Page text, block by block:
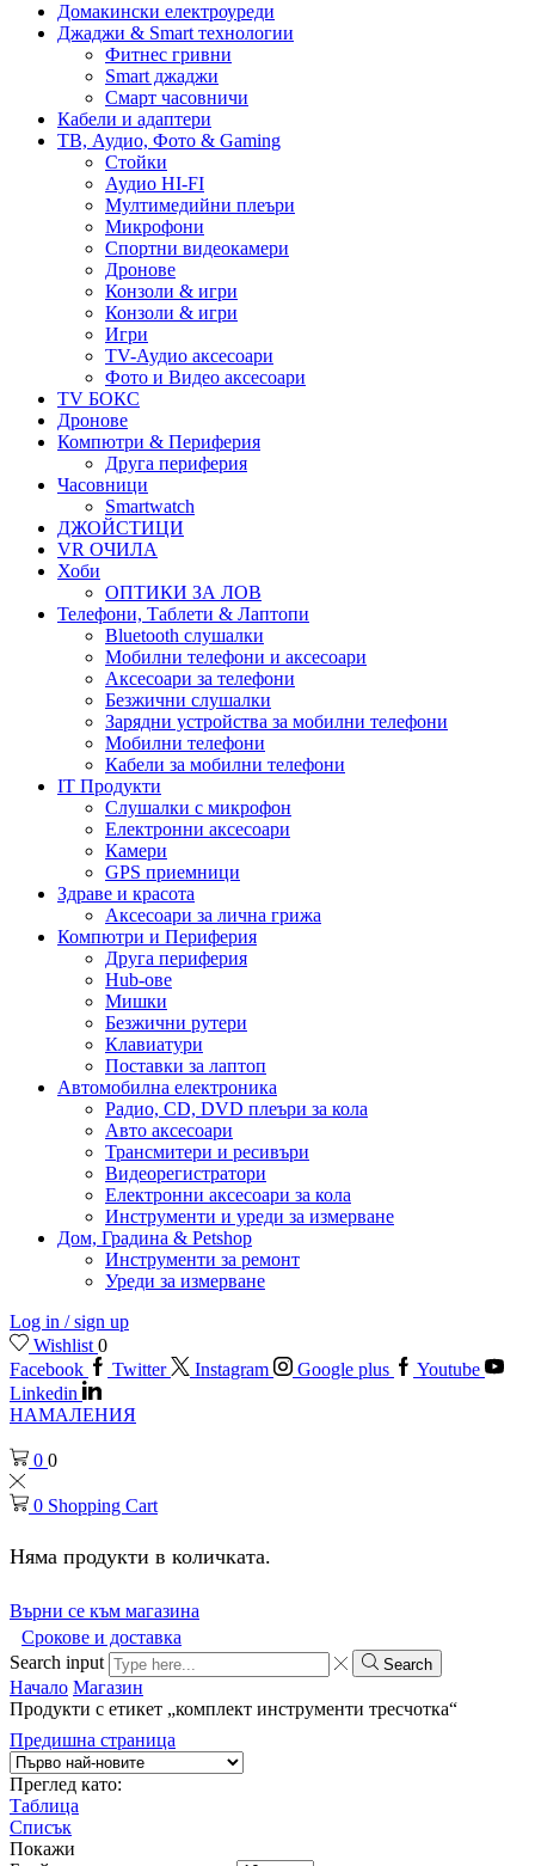
Домакински електроуреди
Джаджи & Smart технологии
Фитнес гривни
Smart джаджи
Смарт часовничи
Кабели и адаптери
ТВ, Аудио, Фото & Gaming
Стойки
Аудио HI-FI
Мултимедийни плеъри
Микрофони
Спортни видеокамери
Дронове
Конзоли & игри
Конзоли & игри
Игри
TV-Аудио аксесоари
Фото и Видео аксесоари
TV БОКС
Дронове
Компютри & Периферия
Друга периферия
Часовници
Smartwatch
ДЖОЙСТИЦИ
VR ОЧИЛА
Хоби
ОПТИКИ ЗА ЛОВ
Телефони, Таблети & Лаптопи
Bluetooth слушалки
Мобилни телефони и аксесоари
Аксесоари за телефони
Безжични слушалки
Зарядни устройства за мобилни телефони
Мобилни телефони
Кабели за мобилни телефони
IT Продукти
Слушалки с микрофон
Електронни аксесоари
Камери
GPS приемници
Здраве и красота
Аксесоари за лична грижа
Компютри и Периферия
Друга периферия
Hub-ове
Мишки
Безжични рутери
Клавиатури
Поставки за лаптоп
Автомобилна електроника
Радио, CD, DVD плеъри за кола
Авто аксесоари
Трансмитери и ресивъри
Видеорегистратори
Електронни аксесоари за кола
Инструменти и уреди за измерване
Дом, Градина & Petshop
Инструменти за ремонт
Уреди за измерване
Log in / sign up
Wishlist 0
Facebook
Twitter Instagram Google plus
Youtube
Linkedin
НАМАЛЕНИЯ
0 0
0 Shopping Cart
Няма продукти в количката.
Върни се към магазина
Срокове и доставка
Search input
Search
Начало Магазин
Продукти с етикет „комплект инструменти тресчотка“
Предишна страница
Преглед като:
Таблица
Списък
Покажи